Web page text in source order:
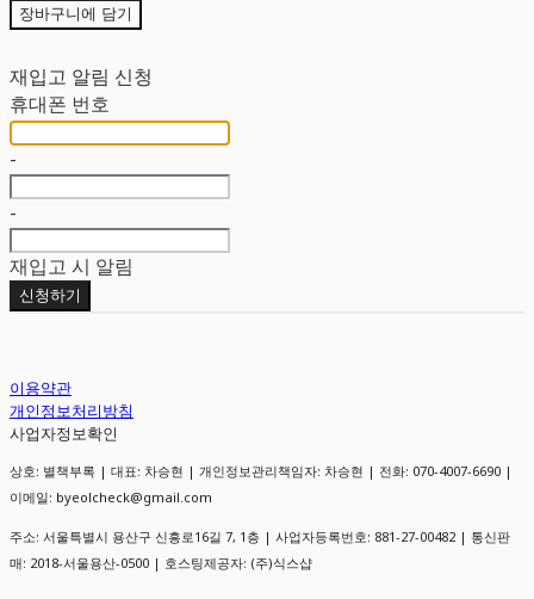
장바구니에 담기
재입고 알림 신청
휴대폰 번호
-
-
재입고 시 알림
신청하기
이용약관
개인정보처리방침
사업자정보확인
상호: 별책부록 | 대표: 차승현 | 개인정보관리책임자: 차승현 | 전화: 070-4007-6690 |
이메일: byeolcheck@gmail.com
주소: 서울특별시 용산구 신흥로16길 7, 1층 | 사업자등록번호: 881-27-00482 | 통신판
매: 2018-서울용산-0500 | 호스팅제공자: (주)식스샵